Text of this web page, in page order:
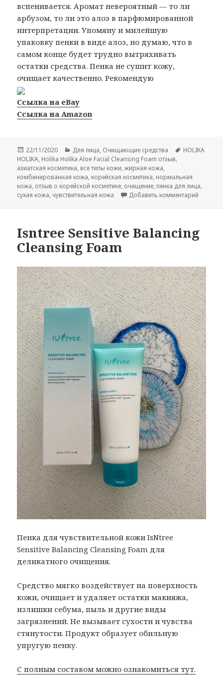
вспенивается. Аромат невероятный — то ли
арбузом, то ли это алоэ в парфюмированной
интерпретации. Упомяну и милейшую
упаковку пенки в виде алоэ, но думаю, что в
самом конце будет трудно вытряхивать
остатки средства. Пенка не сушит кожу,
очищает качественно. Рекомендую
Ссылка на eBay
Ссылка на Amazon
Опубликовано
22/11/2020 Рубрики
Для лица, Очищающие средства Метки
HOLIKA
HOLIKA, Holika Holika Aloe Facial Cleansing Foam отзыв,
азиатская косметика, все типы кожи,жирная кожа,
комбинированная кожа, корейская косметика, нормальная
кожа, отзыв о корейской косметике, очищение, пенка для лица,
сухая кожа, чувствительная кожа Добавить комментарий
Isntree Sensitive Balancing
Cleansing Foam
Пенка для чувствительной кожи IsNtree
Sensitive Balancing Cleansing Foam для
деликатного очищения.
Средство мягко воздействует на поверхность
кожи, очищает и удаляет остатки макияжа,
излишки себума, пыль и другие виды
загрязнений. Не вызывает сухости и чувства
стянутости. Продукт образует обильную
упругую пенку.
С полным составом можно ознакомиться тут.